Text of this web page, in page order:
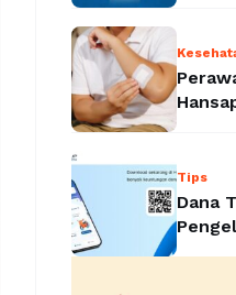
Tips
Dana